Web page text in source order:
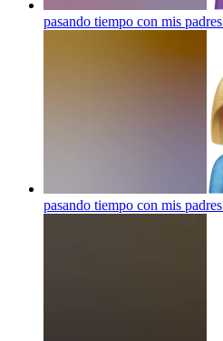
pasando tiempo con mis padres
pasando tiempo con mis padres